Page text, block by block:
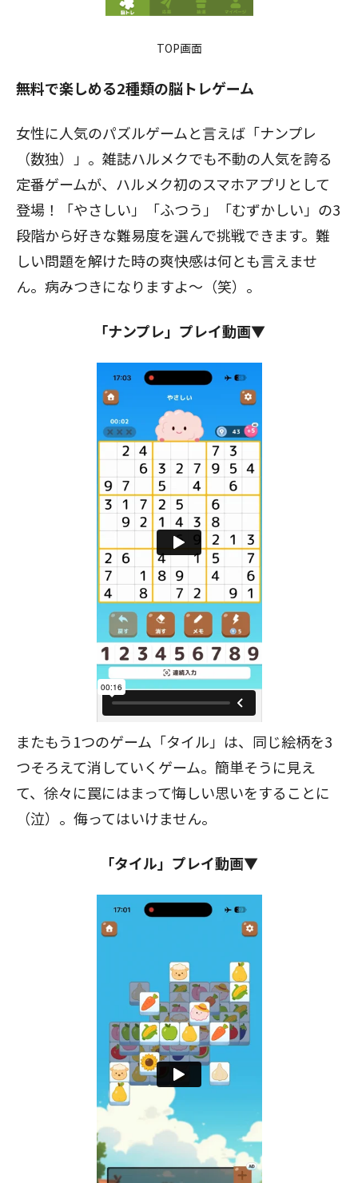
TOP画面
無料で楽しめる2種類の脳トレゲーム
女性に人気のパズルゲームと言えば「ナンプレ
（数独）」。雑誌ハルメクでも不動の人気を誇る
定番ゲームが、ハルメク初のスマホアプリとして
登場！「やさしい」「ふつう」「むずかしい」の3
段階から好きな難易度を選んで挑戦できます。難
しい問題を解けた時の爽快感は何とも言えませ
ん。病みつきになりますよ～（笑）。
「ナンプレ」プレイ動画▼
またもう1つのゲーム「タイル」は、同じ絵柄を3
つそろえて消していくゲーム。簡単そうに見え
て、徐々に罠にはまって悔しい思いをすることに
（泣）。侮ってはいけません。
「タイル」プレイ動画▼